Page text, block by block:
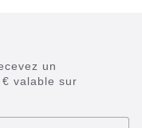
un
valable sur